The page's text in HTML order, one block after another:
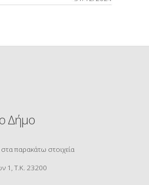
Δήμο
παρακάτω στοιχεία
1, Τ.Κ. 23200